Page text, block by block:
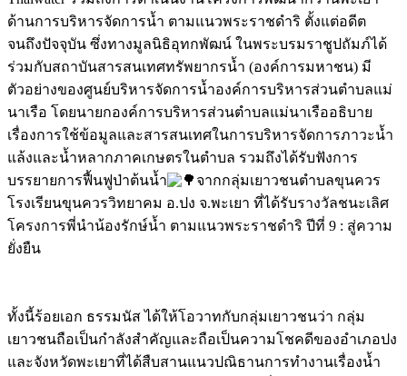
ด้านการบริหารจัดการน้ำ ตามแนวพระราชดำริ ตั้งแต่อดีต
จนถึงปัจจุบัน ซึ่งทางมูลนิธิอุทกพัฒน์ ในพระบรมราชูปถัมภ์ได้
ร่วมกับสถาบันสารสนเทศทรัพยากรน้ำ (องค์การมหาชน) มี
ตัวอย่างของศูนย์บริหารจัดการน้ำองค์การบริหารส่วนตำบลแม่
นาเรือ โดยนายกองค์การบริหารส่วนตำบลแม่นาเรืออธิบาย
เรื่องการใช้ข้อมูลและสารสนเทศในการบริหารจัดการภาวะน้ำ
แล้งและน้ำหลากภาคเกษตรในตำบล รวมถึงได้รับฟังการ
บรรยายการฟื้นฟูป่าต้นน้ำ
จากกลุ่มเยาวชนตำบลขุนควร
โรงเรียนขุนควรวิทยาคม อ.ปง จ.พะเยา ที่ได้รับรางวัลชนะเลิศ
โครงการพี่นำน้องรักษ์น้ำ ตามแนวพระราชดำริ ปีที่ 9 : สู่ความ
ยั่งยืน
ทั้งนี้ร้อยเอก ธรรมนัส ได้ให้โอวาทกับกลุ่มเยาวชนว่า กลุ่ม
เยาวชนถือเป็นกำลังสำคัญและถือเป็นความโชคดีของอำเภอปง
และจังหวัดพะเยาที่ได้สืบสานแนวปณิธานการทำงานเรื่องน้ำ